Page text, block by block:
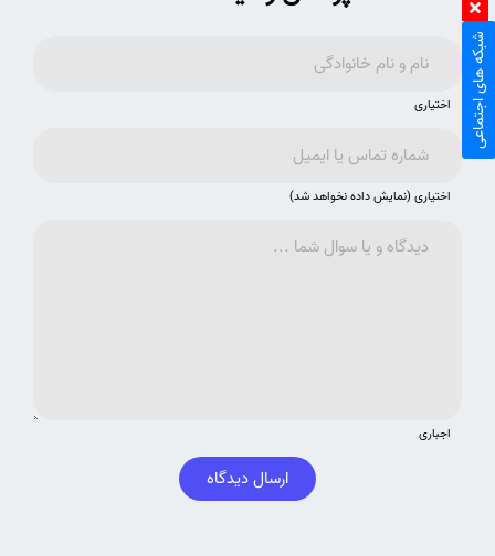
اختیاری
اختیاری (نمایش داده نخواهد شد)
اجباری
ارسال دیدگاه
شبکه های اجتماعی